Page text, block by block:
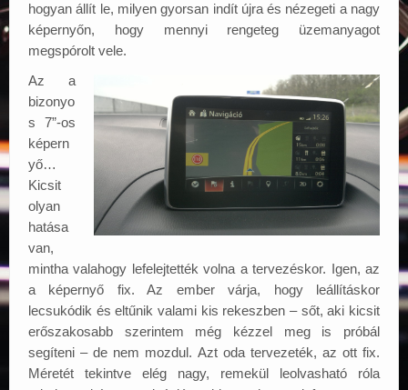
hogyan állít le, milyen gyorsan indít újra és nézegeti a nagy
képernyőn, hogy mennyi rengeteg üzemanyagot
megspórolt vele.
Az a
bizonyo
s 7”-os
képern
yő…
Kicsit
olyan
hatása
van,
mintha valahogy lefelejtették volna a tervezéskor. Igen, az
a képernyő fix. Az ember várja, hogy leállításkor
lecsukódik és eltűnik valami kis rekeszben – sőt, aki kicsit
erőszakosabb szerintem még kézzel meg is próbál
segíteni – de nem mozdul. Azt oda tervezeték, az ott fix.
Méretét tekintve elég nagy, remekül leolvasható róla